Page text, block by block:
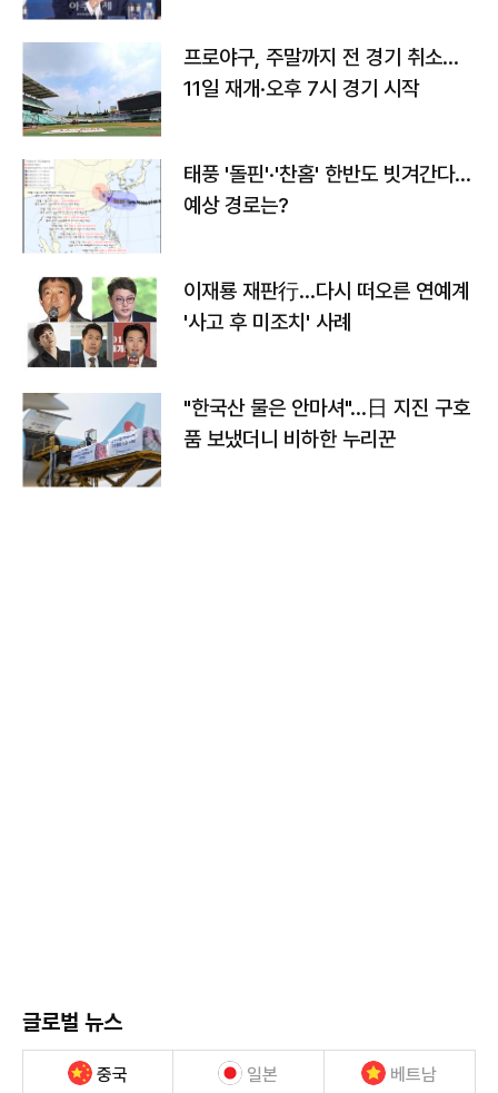
프로야구, 주말까지 전 경기 취소…
11일 재개·오후 7시 경기 시작
태풍 '돌핀'·'찬홈' 한반도 빗겨간다…
예상 경로는?
이재룡 재판行…다시 떠오른 연예계
'사고 후 미조치' 사례
"한국산 물은 안마셔"…日 지진 구호
품 보냈더니 비하한 누리꾼
글로벌 뉴스
중국 일본 베트남